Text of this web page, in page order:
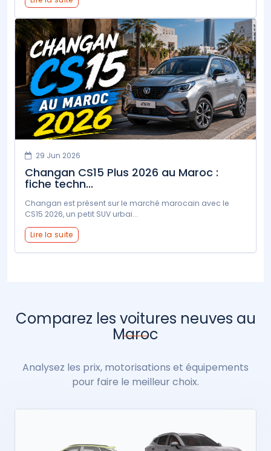
29 Jun 2026
Changan CS15 Plus 2026 au Maroc :
fiche techn...
Changan est présent sur le marché marocain avec le
CS15 2026, un petit SUV urbai...
Lire la suite
Comparez les voitures neuves au
Maroc
Analysez les prix, motorisations et équipements
pour faire le meilleur choix.